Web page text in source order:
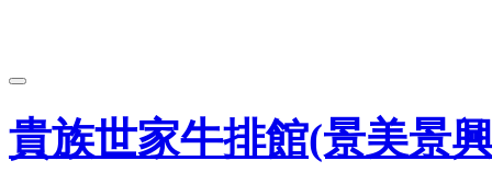
貴族世家牛排館(景美景